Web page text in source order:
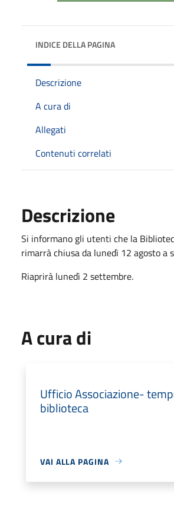
INDICE DELLA PAGINA
Descrizione
A cura di
Allegati
Contenuti correlati
Descrizione
Si informano gli utenti che la
rimarrà chiusa da lunedì 12 agosto a
Riaprirà lunedì 2 settembre.
A cura di
Ufficio Associazione-
biblioteca
VAI ALLA PAGINA